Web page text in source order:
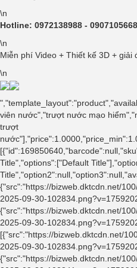
\n
Hotline: 0972138988 -
\n
Miễn phí Video + Thiết kế 3D + giải
\n
viên nước","trượt nước mạo
trượt
Title","options":["Default
{"src":"https://bizweb.dktcdn.net/
2025-09-30-
{"src":"https://bizweb.dktcdn.net/
2025-09-30-
[{"src":"https://bizweb.dktcdn.net/
2025-09-30-
{"src":"https://bizweb.dktcdn.net/